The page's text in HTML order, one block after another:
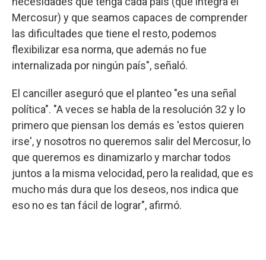
Mercosur) y que seamos capaces de comprender
las dificultades que tiene el resto, podemos
flexibilizar esa norma, que además no fue
internalizada por ningún país", señaló.
El canciller aseguró que el planteo "es una señal
política". "A veces se habla de la resolución 32 y lo
primero que piensan los demás es 'estos quieren
irse', y nosotros no queremos salir del Mercosur, lo
que queremos es dinamizarlo y marchar todos
juntos a la misma velocidad, pero la realidad, que es
mucho más dura que los deseos, nos indica que
eso no es tan fácil de lograr", afirmó.